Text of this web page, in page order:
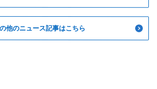
他のニュース記事はこちら